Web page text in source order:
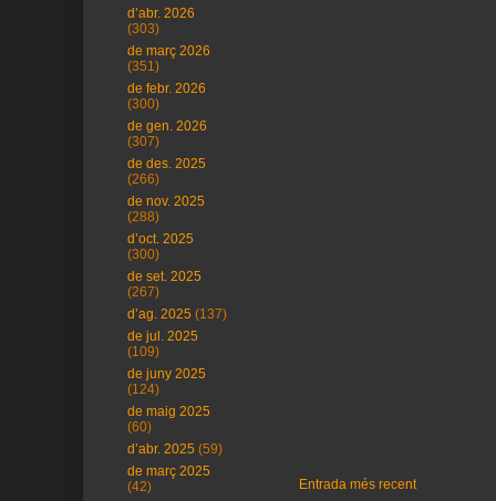
Entrada més recent
d’abr. 2026
(303)
de març 2026
(351)
de febr. 2026
(300)
de gen. 2026
(307)
de des. 2025
(266)
de nov. 2025
(288)
d’oct. 2025
(300)
de set. 2025
(267)
d’ag. 2025 (137)
de jul. 2025
(109)
de juny 2025
(124)
de maig 2025
(60)
d’abr. 2025 (59)
de març 2025
(42)